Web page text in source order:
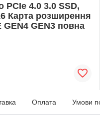
PCIe 4.0 3.0 SSD,
Карта розширення
GEN4 GEN3 повна
Оплата Умови